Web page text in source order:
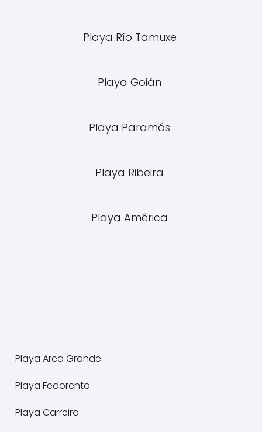
Playa Río Tamuxe
Playa Goián
Playa Paramós
Playa Ribeira
Playa América
Playa Area Grande
Playa Fedorento
Playa Carreiro